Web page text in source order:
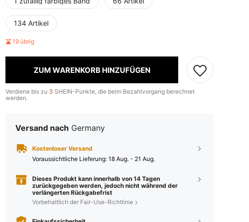
134 Artikel
19 übrig
ZUM WARENKORB HINZUFÜGEN
Verdiene bis zu 3 SHEIN-Punkte, die beim Bezahlvorgang berechnet
werden.
Versand nach Germany
Kostenloser Versand
Voraussichtliche Lieferung: 18 Aug. - 21 Aug.
Dieses Produkt kann innerhalb von 14 Tagen
zurückgegeben werden, jedoch nicht während der
verlängerten Rückgabefrist
Vorbehaltlich der Fair-Use-Richtlinie